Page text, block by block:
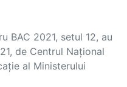
BAC 2021, setul 12, au
de Centrul Național
al Ministerului